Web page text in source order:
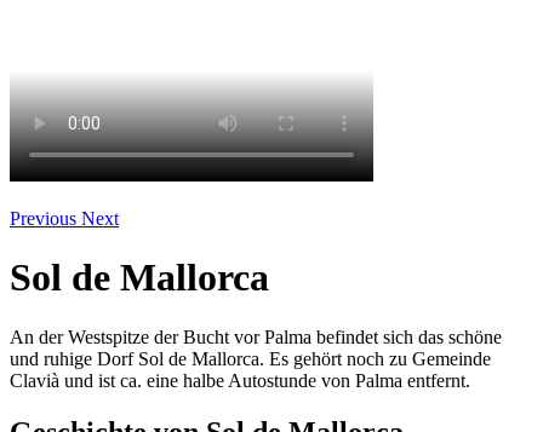
Previous Next
Sol de Mallorca
An der Westspitze der Bucht vor Palma befindet sich das schöne
und ruhige Dorf Sol de Mallorca. Es gehört noch zu Gemeinde
Clavià und ist ca. eine halbe Autostunde von Palma entfernt.